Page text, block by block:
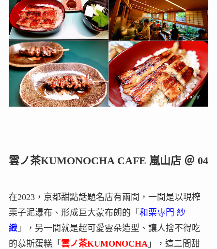
雲ノ茶KUMONOCHA CAFE 嵐山店 ＠ 04
在2023，京都甜點話題名店有兩間，一間是以現榨
栗子泥瀑布、形成巨大蒙布朗的「 和栗專門 紗
織」，另一間就是超可愛雲朵造型、讓人捨不得吃
的慕斯蛋糕「 雲ノ茶KUMONOCHA 」，這二間甜